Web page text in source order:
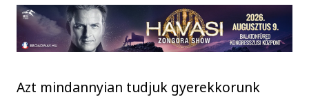
Azt mindannyian tudjuk gyerekkorunk